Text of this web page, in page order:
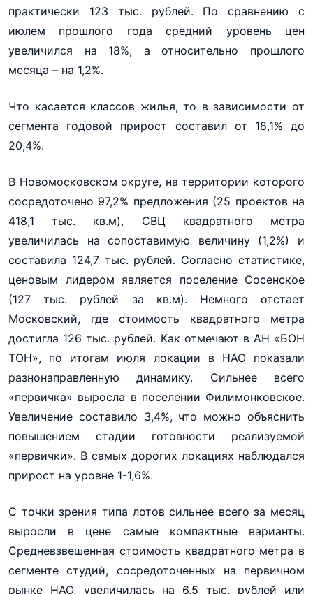
практически 123 тыс. рублей. По сравнению с
июлем прошлого года средний уровень цен
увеличился на 18%, а относительно прошлого
месяца – на 1,2%.
Что касается классов жилья, то в зависимости от
сегмента годовой прирост составил от 18,1% до
20,4%.
В Новомосковском округе, на территории которого
сосредоточено 97,2% предложения (25 проектов на
418,1 тыс. кв.м), СВЦ квадратного метра
увеличилась на сопоставимую величину (1,2%) и
составила 124,7 тыс. рублей. Согласно статистике,
ценовым лидером является поселение Сосенское
(127 тыс. рублей за кв.м). Немного отстает
Московский, где стоимость квадратного метра
достигла 126 тыс. рублей. Как отмечают в АН «БОН
ТОН», по итогам июля локации в НАО показали
разнонаправленную динамику. Сильнее всего
«первичка» выросла в поселении Филимонковское.
Увеличение составило 3,4%, что можно объяснить
повышением стадии готовности реализуемой
«первички». В самых дорогих локациях наблюдался
прирост на уровне 1-1,6%.
С точки зрения типа лотов сильнее всего за месяц
выросли в цене самые компактные варианты.
Средневзвешенная стоимость квадратного метра в
сегменте студий, сосредоточенных на первичном
рынке НАО, увеличилась на 6,5 тыс. рублей или